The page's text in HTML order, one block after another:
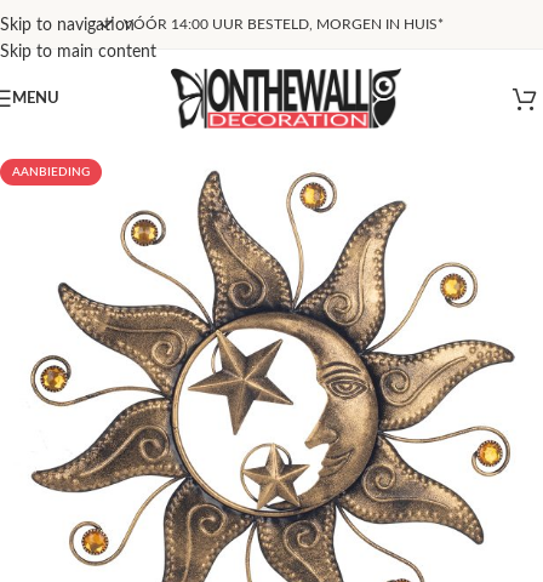
Skip to navigation
Skip to main content
VÓÓR 14:00 UUR BESTELD, MORGEN IN HUIS*
MENU
AANBIEDING